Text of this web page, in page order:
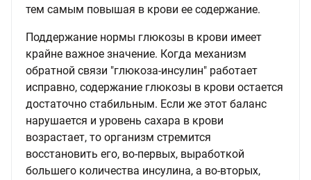
тем самым повышая в крови ее содержание.
Поддержание нормы глюкозы в крови имеет
крайне важное значение. Когда механизм
обратной связи "глюкоза-инсулин" работает
исправно, содержание глюкозы в крови остается
достаточно стабильным. Если же этот баланс
нарушается и уровень сахара в крови
возрастает, то организм стремится
восстановить его, во-первых, выработкой
большего количества инсулина, а во-вторых,